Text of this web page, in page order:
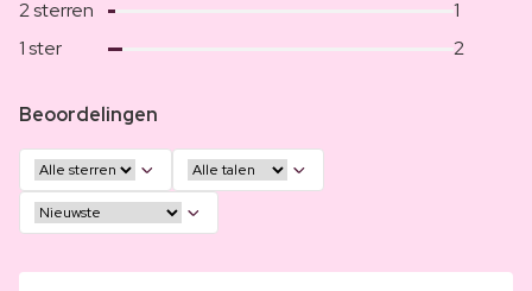
2 sterren
1
1 ster
2
Beoordelingen